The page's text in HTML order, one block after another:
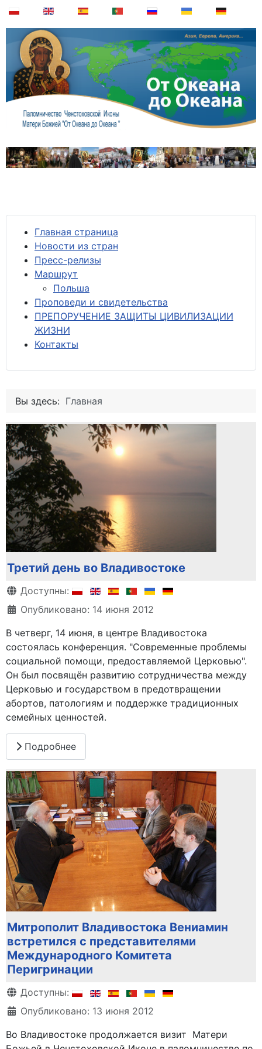
Главная страница
Новости из стран
Пресс-релизы
Маршрут
Польша
Проповеди и свидетельства
ПРЕПОРУЧЕНИЕ ЗАЩИТЫ ЦИВИЛИЗАЦИИ
ЖИЗНИ
Контакты
Вы здесь: Главная
Третий день во Владивостоке
Информация о материале
Доступны:
Опубликовано: 14 июня 2012
В четверг, 14 июня, в центре Владивостока
состоялась конференция. "Современные проблемы
социальной помощи, предоставляемой Церковью".
Он был посвящён развитию сотрудничества между
Церковью и государством в предотвращении
абортов, патологиям и поддержке традиционных
семейных ценностей.
Подробнее
Митрополит Владивостока Вениамин
встретился с представителями
Международного Комитета
Перигринации
Информация о материале
Доступны:
Опубликовано: 13 июня 2012
Во Владивостоке продолжается визит Матери